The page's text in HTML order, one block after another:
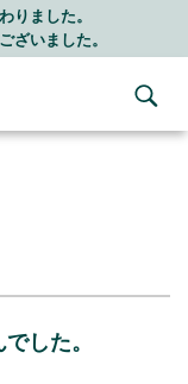
りました。
ざいました。
した。